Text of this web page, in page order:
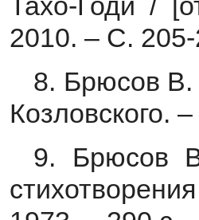
Тахо-Годи /
2010. – С. 205-
8. Брюсов В.
Козловского.
9. Брюсов